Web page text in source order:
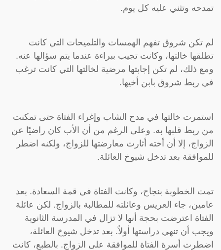
تمدحه وتثني عليه كل يوم.
لم تكن شروق تفهم الهمسات والتلميحات التي كانت
تطلقها خالتها، وكانت تجيب ببراءة عندما يتم سؤالها عنه.
ومع ذلك، لم تكن إجابتها مرضية لخالتها التي كانت ترغب
في ربط شروق بابن أخيها.
استمرت خالتها في مدح الشاب وإغراء الفتاة حتى تمكنت
من ربط قلبها به. وعلى الرغم من أن الأب كان راضيًا عن
الزواج، إلا أن أخته أثارت معارضتها للزواج، ولكنه اضطر
للموافقة بعد تدخل شيوخ العائلة.
تمت الخطوبة بنجاح، وكانت الفتاة في قمة السعادة. بعد
عامين، جاء العريس وعائلته للمطالبة بالزواج. لكن عائلة
الفتاة اعترضت بحجة أنها لا تزال في المدرسة الثانوية
ويجب أن تنهي دراستها أولاً. بعد تدخل شيوخ العائلة،
اضطرت أسرة الفتاة للموافقة على الزواج. بالطبع، كانت